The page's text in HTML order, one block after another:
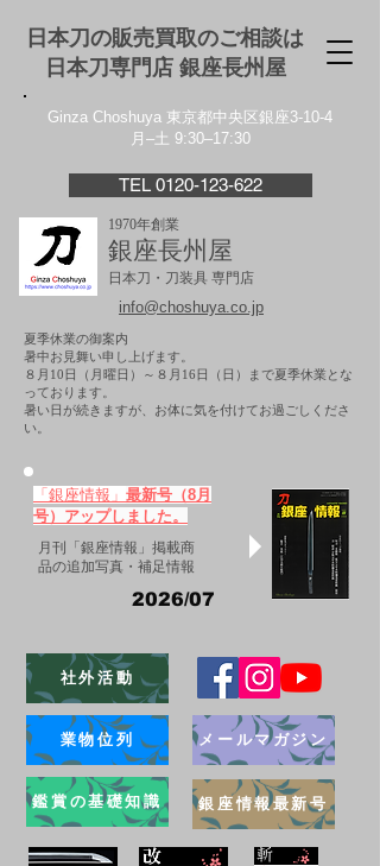
日本刀の販売買取のご相談は
日本刀専門店 銀座⻑州屋
Ginza Choshuya 東京都中央区銀座3-10-4
月–土 9:30–17:30
TEL 0120-123-622
1970年創業
銀座長州屋
日本刀・刀装具 専門店
info@choshuya.co.jp
夏季休業の御案内
暑中お見舞い申し上げます。
８月10日（月曜日）～８月16日（日）まで夏季休業とな
っております。
​暑い日が続きますが、お体に気を付けてお過ごしくださ
い。
「銀座情報」 最新号（8月
号）アップしました。
月刊「銀座情報」掲載商
品の追加写真・補足情報
2026/07
社外活動
業物位列
鑑賞の基礎知識
メールマガジン
銀座情報最新号